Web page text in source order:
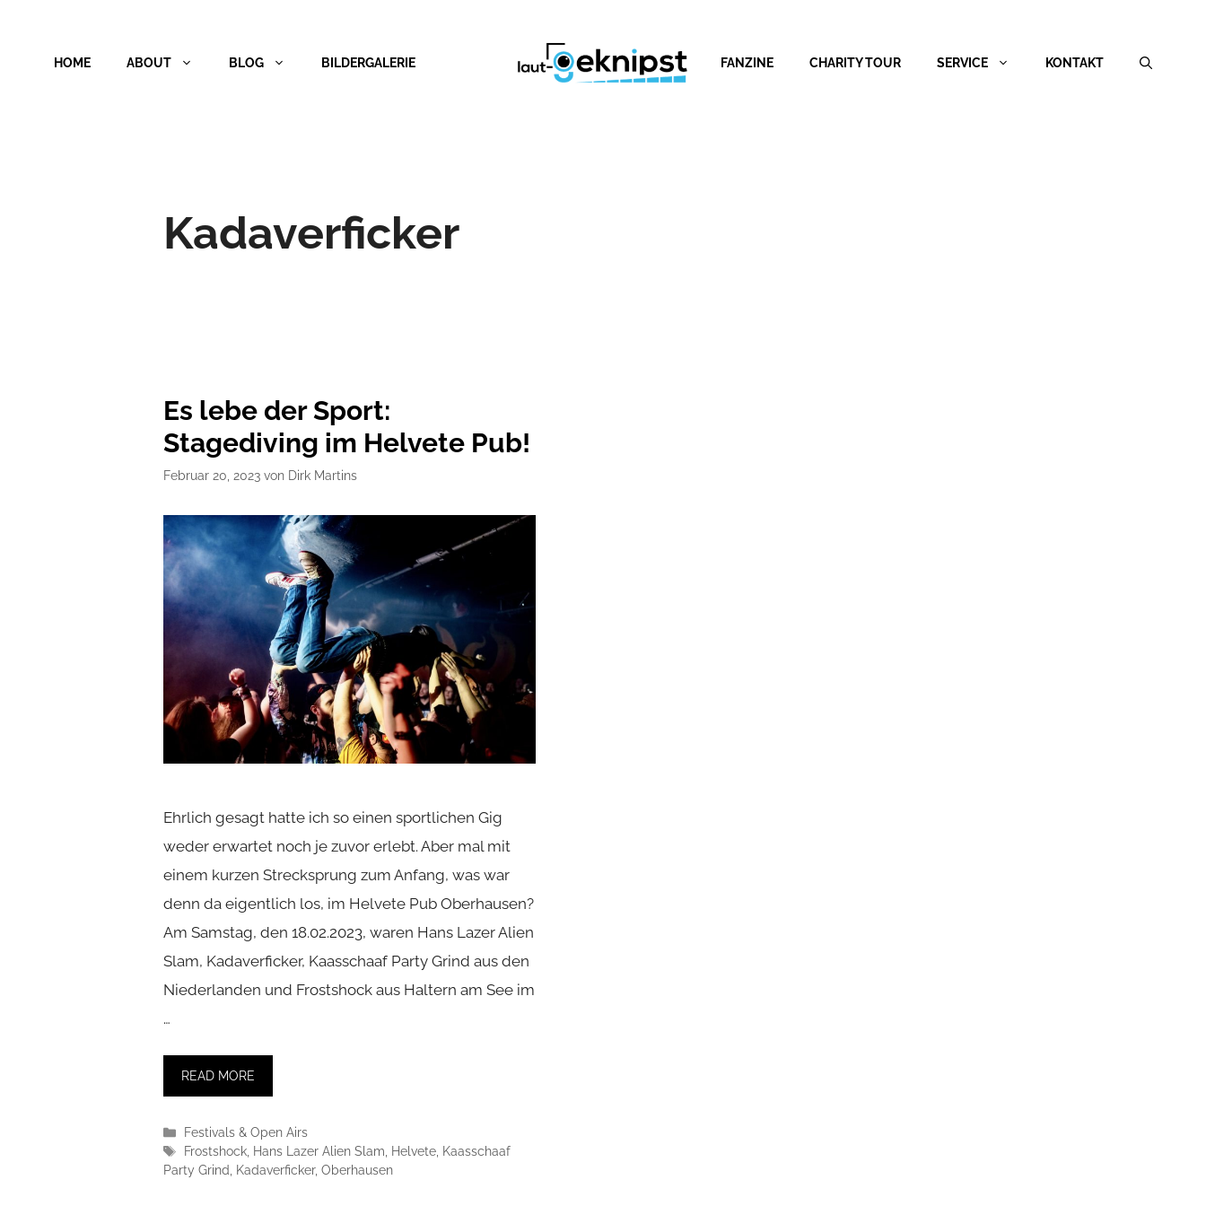
springenHOME ABOUT BLOG BILDERGALERIE FANZINE CHARITY TOUR SERVICE KONTAKT
Kadaverficker
Es lebe der Sport:
Stagediving im Helvete Pub!
Februar 20, 2023 von Dirk Martins
Ehrlich gesagt hatte ich so einen sportlichen Gig
weder erwartet noch je zuvor erlebt. Aber mal mit
einem kurzen Strecksprung zum Anfang, was war
denn da eigentlich los, im Helvete Pub Oberhausen?
Am Samstag, den 18.02.2023, waren Hans Lazer Alien
Slam, Kadaverficker, Kaasschaaf Party Grind aus den
Niederlanden und Frostshock aus Haltern am See im
…
READ MORE
Kategorien
Festivals & Open Airs
Schlagwörter
Frostshock Hans Lazer Alien Slam Helvete Kaasschaaf
Party Grind Kadaverficker, Oberhausen